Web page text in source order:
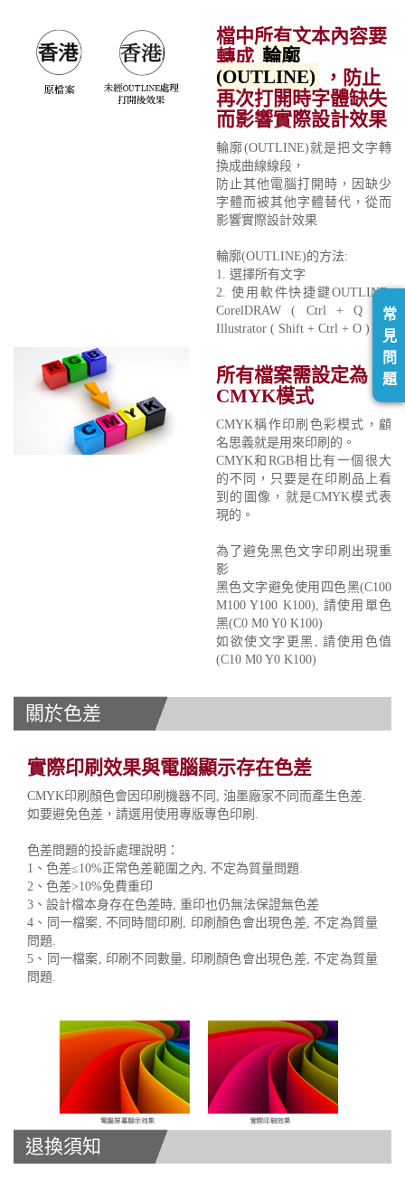
檔中所有文本內容要
轉成 輪廓
(OUTLINE)
，防止
再次打開時字體缺失
而影響實際設計效果
輪廓(OUTLINE)就是把文字轉
換成曲線線段，
防止其他電腦打開時，因缺少
字體而被其他字體替代，從而
影響實際設計效果
輪廓(OUTLINE)的方法:
1. 選擇所有文字
2. 使用軟件快捷鍵OUTLINE:
CorelDRAW ( Ctrl + Q ) /
Illustrator ( Shift + Ctrl + O )
所有檔案需設定為
CMYK模式
CMYK稱作印刷色彩模式，顧
名思義就是用來印刷的。
CMYK和RGB相比有一個很大
的不同，只要是在印刷品上看
到的圖像，就是CMYK模式表
現的。
為了避免黑色文字印刷出現重
影
黑色文字避免使用四色黑(C100
M100 Y100 K100), 請使用單色
黑(C0 M0 Y0 K100)
如欲使文字更黑, 請使用色值
(C10 M0 Y0 K100)
關於色差
實際印刷效果與電腦顯示存在色差
CMYK印刷顏色會因印刷機器不同, 油墨廠家不同而產生色差.
如要避免色差，請選用使用專版專色印刷.
色差問題的投訴處理說明：
1、色差≤10%正常色差範圍之內, 不定為質量問題.
2、色差>10%免費重印
3、設計檔本身存在色差時, 重印也仍無法保證無色差
4、同一檔案, 不同時間印刷, 印刷顏色會出現色差, 不定為質量
問題.
5、同一檔案, 印刷不同數量, 印刷顏色會出現色差, 不定為質量
問題.
退換須知
常
見
問
題